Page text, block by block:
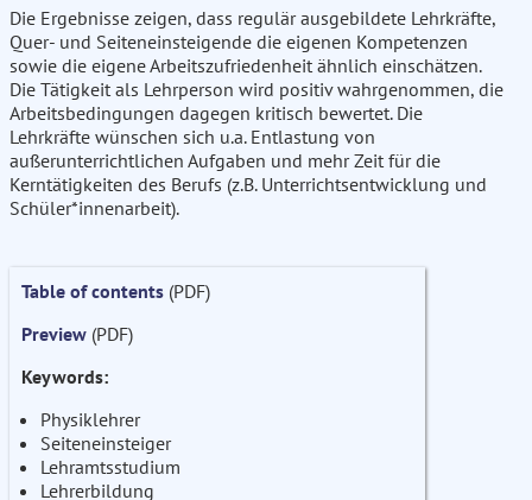
Die Ergebnisse zeigen, dass regulär ausgebildete Lehrkräfte,
Quer- und Seiteneinsteigende die eigenen Kompetenzen
sowie die eigene Arbeitszufriedenheit ähnlich einschätzen.
Die Tätigkeit als Lehrperson wird positiv wahrgenommen, die
Arbeitsbedingungen dagegen kritisch bewertet. Die
Lehrkräfte wünschen sich u.a. Entlastung von
außerunterrichtlichen Aufgaben und mehr Zeit für die
Kerntätigkeiten des Berufs (z.B. Unterrichtsentwicklung und
Schüler*innenarbeit).
Table of contents (PDF)
Preview (PDF)
Keywords:
Physiklehrer
Seiteneinsteiger
Lehramtsstudium
Lehrerbildung